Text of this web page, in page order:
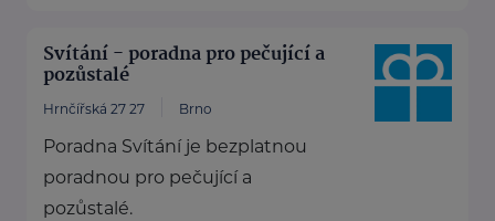
Svítání - poradna pro pečující a
pozůstalé
Hrnčířská 27 27 Brno
Poradna Svítání je bezplatnou
poradnou pro pečující a
pozůstalé.